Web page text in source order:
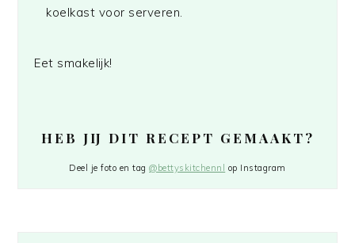
koelkast voor serveren.
Eet smakelijk!
HEB JIJ DIT RECEPT GEMAAKT?
Deel je foto en tag@bettyskitchennl op Instagram